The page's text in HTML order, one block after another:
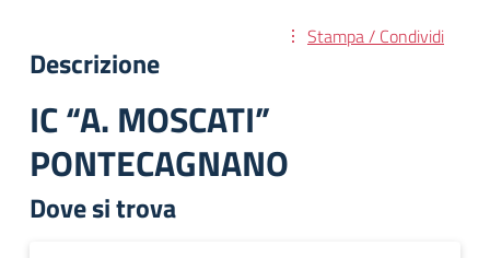
Stampa / Condividi
Descrizione
IC “A. MOSCATI”
PONTECAGNANO
Dove si trova